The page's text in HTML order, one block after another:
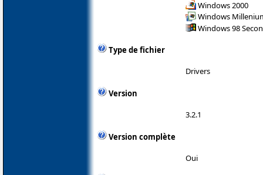
Windows 2000
Windows
Windows 98
Type de fichier
Drivers
Version
3.2.1
Version complète
Oui